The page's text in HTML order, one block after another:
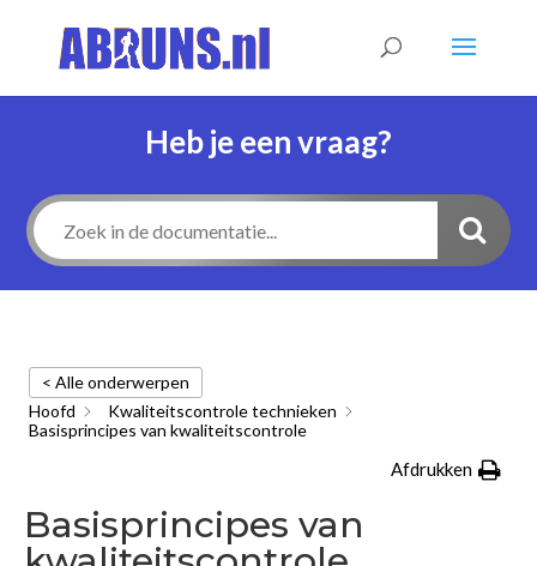
Heb je een vraag?
< Alle onderwerpen
Hoofd
Kwaliteitscontrole technieken
Basisprincipes van kwaliteitscontrole
Afdrukken
Basisprincipes van